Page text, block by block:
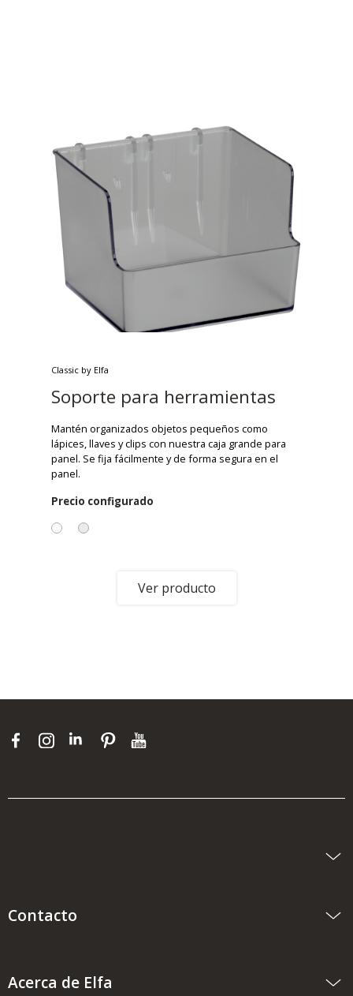
Classic by Elfa
Soporte para herramientas
Mantén organizados objetos pequeños como
lápices, llaves y clips con nuestra caja grande para
panel. Se fija fácilmente y de forma segura en el
panel.
Precio configurado
Ver producto
Contacto
Acerca de Elfa